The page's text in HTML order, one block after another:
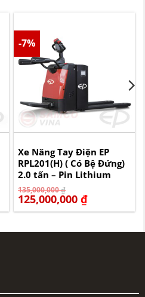
-7%
Xe Nâng Tay Điện EP
RPL201(H) ( Có Bệ Đứng)
2.0 tấn – Pin Lithium
135,000,000₫
Giá
gốc
là:
135,000,000 ₫.
125,000,000 ₫
Giá
hiện
tại
là: